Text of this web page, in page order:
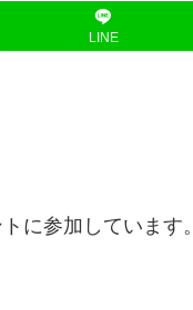
LINE
に参加しています。